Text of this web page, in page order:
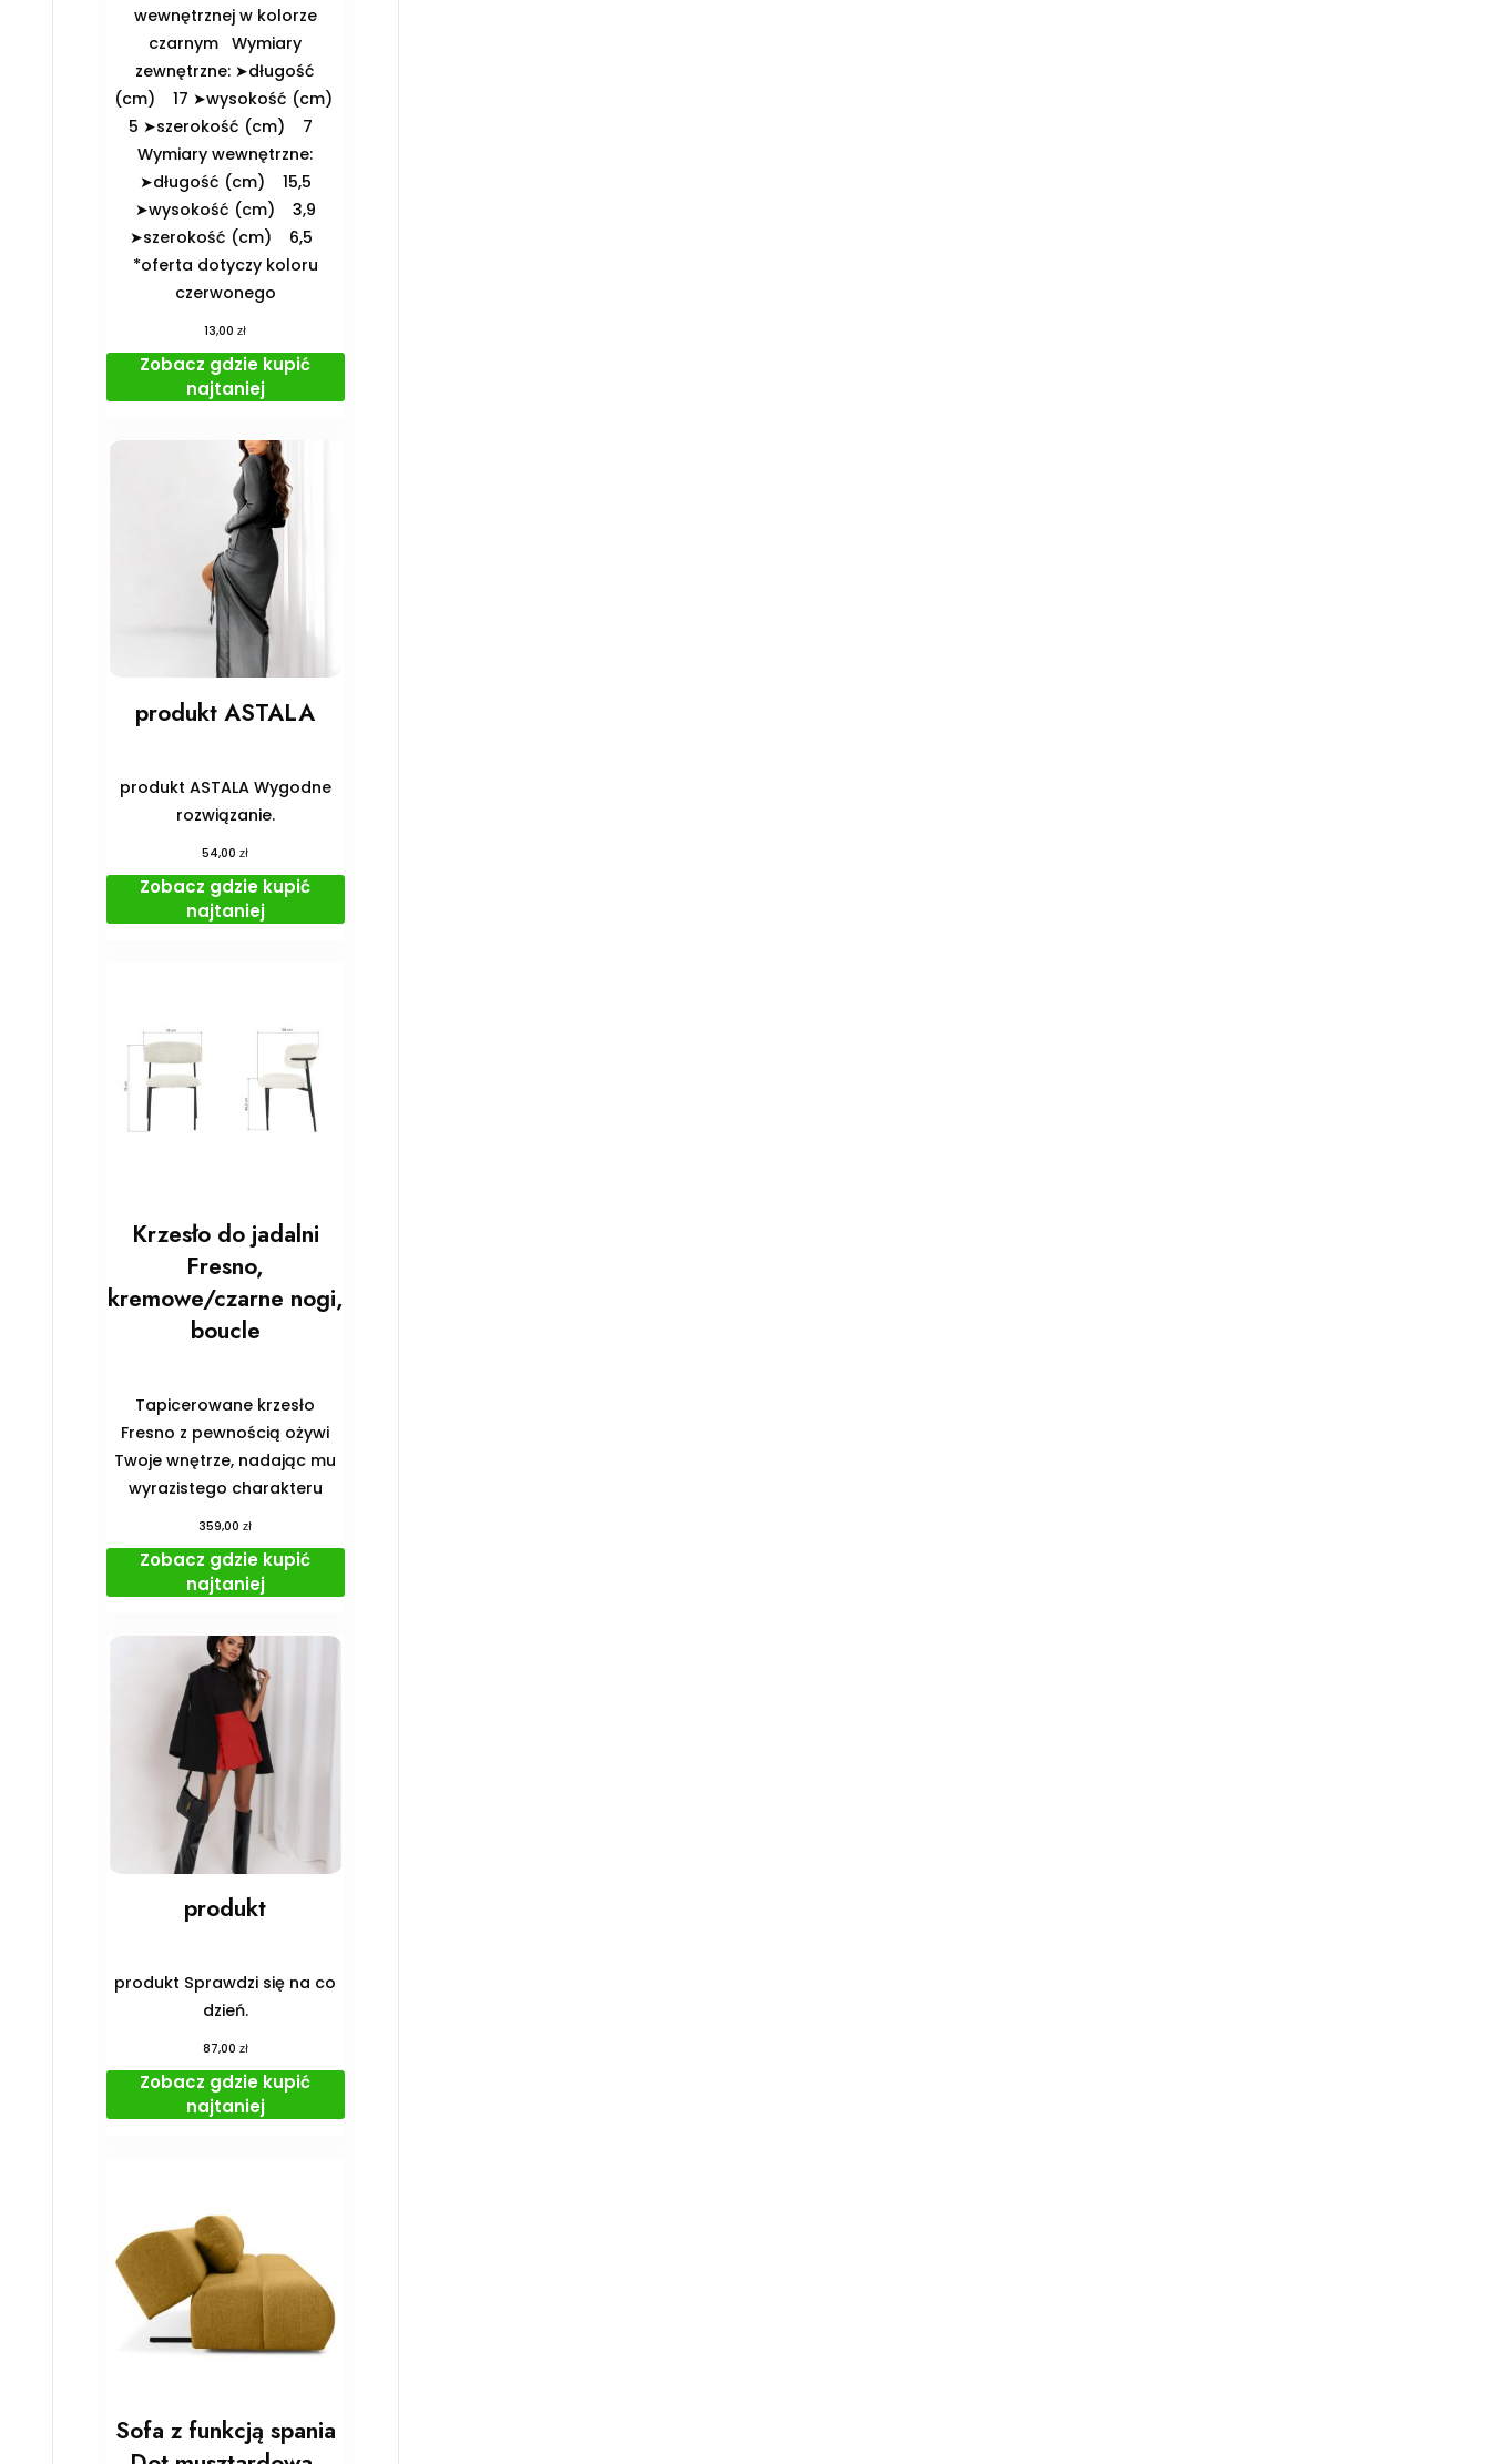
wewnętrznej w kolorze
czarnym ️Wymiary
zewnętrzne: ➤długość
(cm) 17 ➤wysokość (cm)
5 ➤szerokość (cm) 7
️Wymiary wewnętrzne:
➤długość (cm) 15,5
➤wysokość (cm) 3,9
➤szerokość (cm) 6,5
*oferta dotyczy koloru
czerwonego
13,00zł
Zobacz gdzie kupić
najtaniej
produkt ASTALA
produkt ASTALA Wygodne
rozwiązanie.
54,00zł
Zobacz gdzie kupić
najtaniej
Krzesło do jadalni
Fresno,
kremowe/czarne nogi,
boucle
Tapicerowane krzesło
Fresno z pewnością ożywi
Twoje wnętrze, nadając mu
wyrazistego charakteru
359,00zł
Zobacz gdzie kupić
najtaniej
produkt
produkt Sprawdzi się na co
dzień.
87,00 zł
Zobacz gdzie kupić
najtaniej
Sofa z funkcją spania